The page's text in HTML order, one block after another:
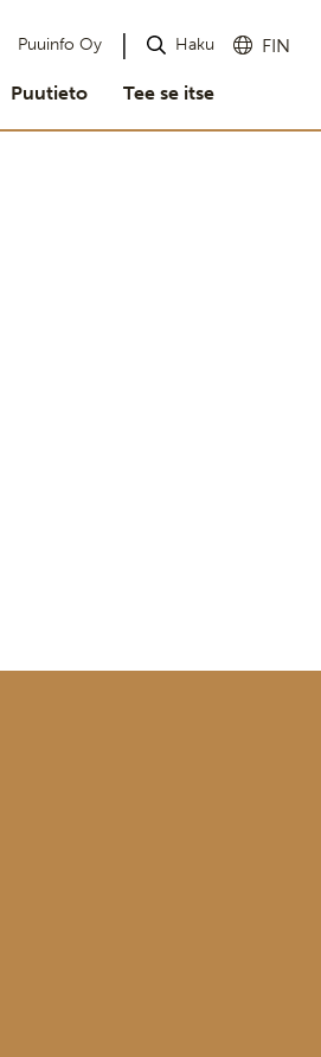
Puuinfo Oy Haku FIN
Puutieto Tee se itse